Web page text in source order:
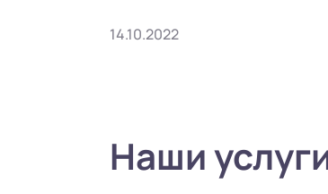
14.10.2022
Наши